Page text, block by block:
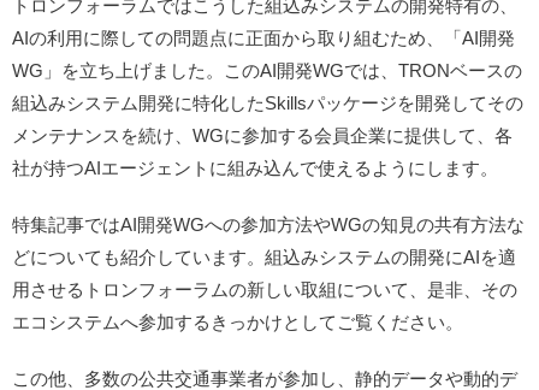
トロンフォーラムではこうした組込みシステムの開発特有の、
AIの利用に際しての問題点に正面から取り組むため、「AI開発
WG」を立ち上げました。このAI開発WGでは、TRONベースの
組込みシステム開発に特化したSkillsパッケージを開発してその
メンテナンスを続け、WGに参加する会員企業に提供して、各
社が持つAIエージェントに組み込んで使えるようにします。
特集記事ではAI開発WGへの参加方法やWGの知見の共有方法な
どについても紹介しています。組込みシステムの開発にAIを適
用させるトロンフォーラムの新しい取組について、是非、その
エコシステムへ参加するきっかけとしてご覧ください。
この他、多数の公共交通事業者が参加し、静的データや動的デ